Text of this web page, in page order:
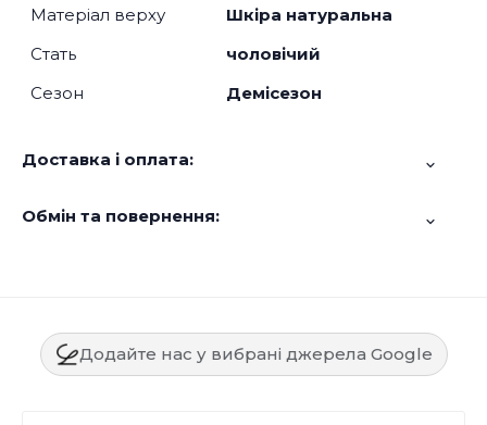
Матеріал верху
Шкіра натуральна
Стать
чоловічий
Сезон
Демісезон
Доставка і оплата:
Обмін та повернення:
Додайте нас у вибрані джерела Google